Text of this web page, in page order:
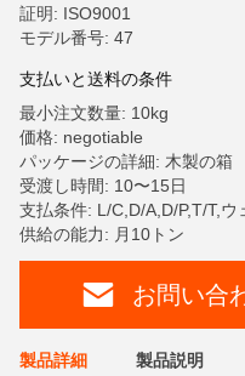
証明: ISO9001
モデル番号: 47
支払いと送料の条件
最小注文数量: 10kg
価格: negotiable
パッケージの詳細: 木製の箱
受渡し時間: 10〜15日
支払条件: L/C,D/A,D/P,T/T,
供給の能力: 月10トン
お問い合
製品詳細 製品説明